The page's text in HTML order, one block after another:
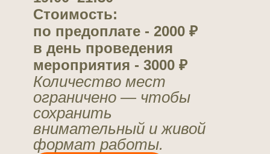
Стоимость:
по предоплате - 2000 ₽
в день проведения
мероприятия - 3000 ₽
Количество мест
ограничено — чтобы
сохранить
внимательный и живой
формат работы.